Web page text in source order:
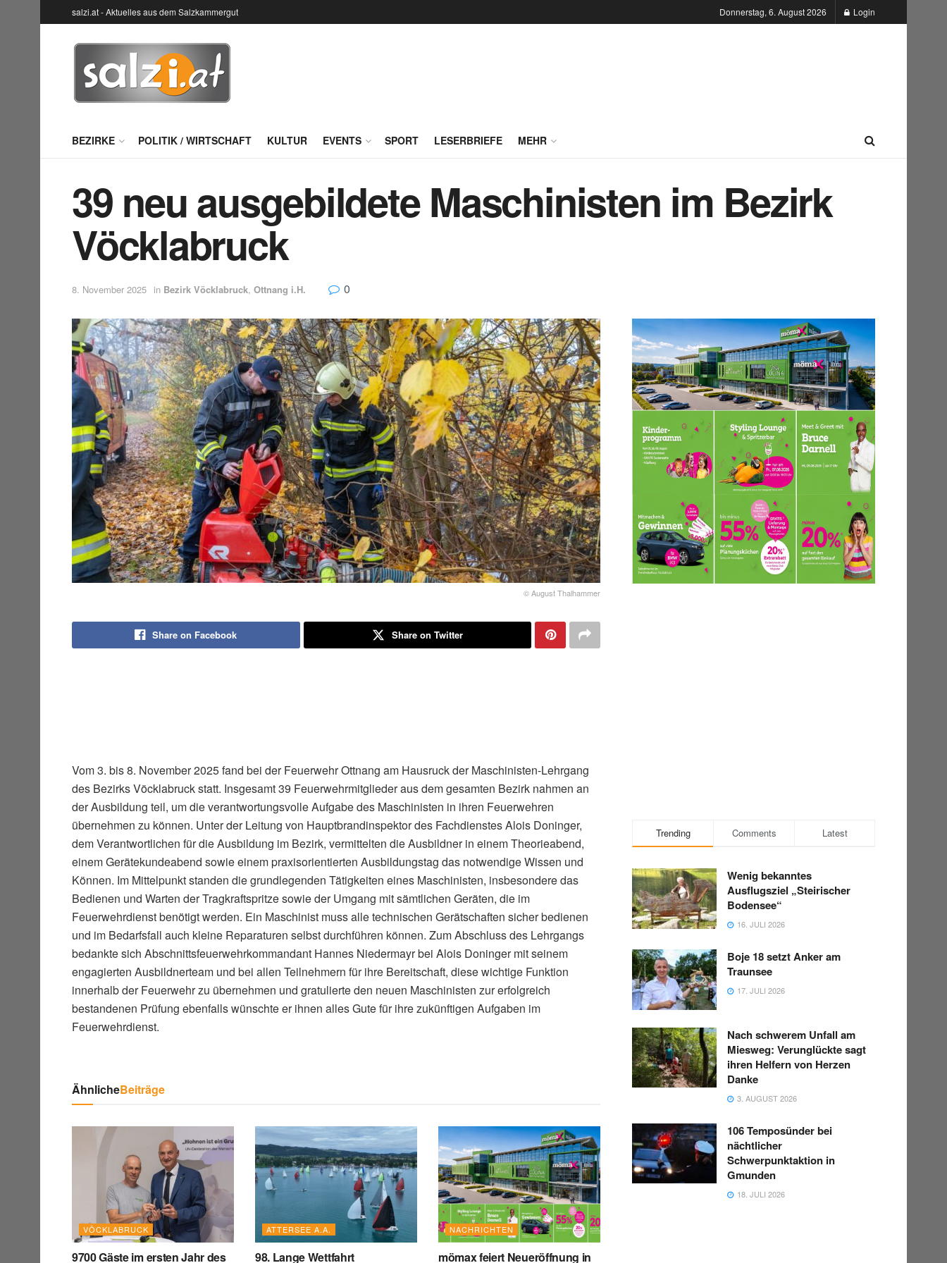
salzi.at - Aktuelles aus dem Salzkammergut Donnerstag, 6. August 2026 Login
BEZIRKE POLITIK / WIRTSCHAFT KULTUR EVENTS SPORT LESERBRIEFE MEHR
39 neu ausgebildete Maschinisten im Bezirk
Vöcklabruck
8. November 2025 in Bezirk Vöcklabruck, Ottnang i.H. 0
© August Thalhammer
Share on Facebook Share on Twitter
Vom 3. bis 8. November 2025 fand bei der Feuerwehr Ottnang am Hausruck der Maschinisten-Lehrgang
des Bezirks Vöcklabruck statt. Insgesamt 39 Feuerwehrmitglieder aus dem gesamten Bezirk nahmen an
der Ausbildung teil, um die verantwortungsvolle Aufgabe des Maschinisten in ihren Feuerwehren
übernehmen zu können. Unter der Leitung von Hauptbrandinspektor des Fachdienstes Alois Doninger,
dem Verantwortlichen für die Ausbildung im Bezirk, vermittelten die Ausbildner in einem Theorieabend,
einem Gerätekundeabend sowie einem praxisorientierten Ausbildungstag das notwendige Wissen und
Können. Im Mittelpunkt standen die grundlegenden Tätigkeiten eines Maschinisten, insbesondere das
Bedienen und Warten der Tragkraftspritze sowie der Umgang mit sämtlichen Geräten, die im
Feuerwehrdienst benötigt werden. Ein Maschinist muss alle technischen Gerätschaften sicher bedienen
und im Bedarfsfall auch kleine Reparaturen selbst durchführen können. Zum Abschluss des Lehrgangs
bedankte sich Abschnittsfeuerwehrkommandant Hannes Niedermayr bei Alois Doninger mit seinem
engagierten Ausbildnerteam und bei allen Teilnehmern für ihre Bereitschaft, diese wichtige Funktion
innerhalb der Feuerwehr zu übernehmen und gratulierte den neuen Maschinisten zur erfolgreich
bestandenen Prüfung ebenfalls wünschte er ihnen alles Gute für ihre zukünftigen Aufgaben im
Feuerwehrdienst.
ÄhnlicheBeiträge
VÖCKLABRUCK
9700 Gäste im ersten Jahr des
ATTERSEE A.A.
98. Lange Wettfahrt
NACHRICHTEN
mömax feiert Neueröffnung in
Trending Comments Latest
Wenig bekanntes
Ausflugsziel „Steirischer
Bodensee“
16. JULI 2026
Boje 18 setzt Anker am
Traunsee
17. JULI 2026
Nach schwerem Unfall am
Miesweg: Verunglückte sagt
ihren Helfern von Herzen
Danke
3. AUGUST 2026
106 Temposünder bei
nächtlicher
Schwerpunktaktion in
Gmunden
18. JULI 2026